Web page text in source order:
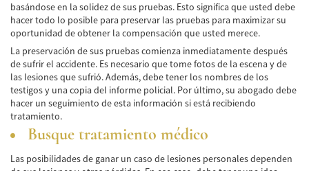
Reckless Driving Motorcycle Accident
Unsafe Left Turn Motorcycle Accident
Pedestrian Accident
basándose en la solidez de sus pruebas. Esto significa que usted debe
hacer todo lo posible para preservar las pruebas para maximizar su
oportunidad de obtener la compensación que usted merece.
La preservación de sus pruebas comienza inmediatamente después
de sufrir el accidente. Es necesario que tome fotos de la escena y de
las lesiones que sufrió. Además, debe tener los nombres de los
testigos y una copia del informe policial. Por último, su abogado debe
hacer un seguimiento de esta información si está recibiendo
tratamiento.
Busque tratamiento médico
Las posibilidades de ganar un caso de lesiones personales dependen